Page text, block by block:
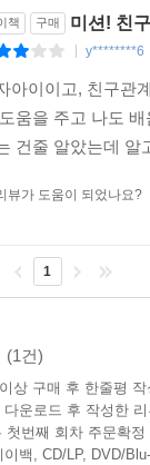
책 구매 미션! 친
y********6
아이이고, 친구관
움을 주고 나도
건줄 알았는데 알
뷰가 도움이 되었나요?
1
(1건)
상 구매 후 한줄평 작
다운로드 후 작성한
첫번째 회차 주문확
이백, CD/LP, DVD/